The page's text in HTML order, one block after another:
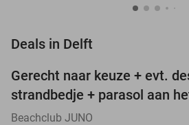
Deals in Delft
Gerecht naar keuze + evt.
strandbedje + parasol aan
Beachclub JUNO